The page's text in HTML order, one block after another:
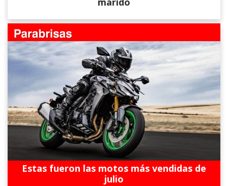
Estas fueron las motos más vendidas de
julio